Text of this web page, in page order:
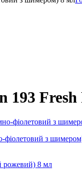
193
фіолетовий з